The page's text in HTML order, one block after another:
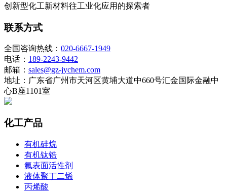
创新型化工新材料往工业化应用的探索者
联系方式
全国咨询热线： 020-6667-1949
电话： 189-2243-9442
邮箱： sales@gz-jychem.com
地址：广东省广州市天河区黄埔大道中660号汇金国际金融中
心B座1101室
化工产品
有机硅烷
有机钛锆
氟表面活性剂
液体聚丁二烯
丙烯酸